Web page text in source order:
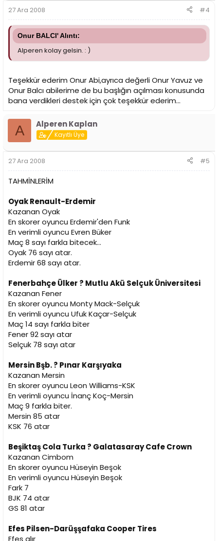
27 Ara 2008 #4
Onur BALCI' Alıntı:
Alperen kolay gelsin. : )
Teşekkür ederim Onur Abi,ayrıca değerli Onur Yavuz ve
Onur Balcı abilerime de bu başlığın açılması konusunda
bana verdikleri destek için çok teşekkür ederim...
A Alperen Kaplan
Kayıtlı Üye
27 Ara 2008 #5
TAHMİNLERİM
Oyak Renault-Erdemir
Kazanan Oyak
En skorer oyuncu Erdemir'den Funk
En verimli oyuncu Evren Büker
Maç 8 sayı farkla bitecek...
Oyak 76 sayı atar.
Erdemir 68 sayı atar.
Fenerbahçe Ülker ? Mutlu Akü Selçuk Üniversitesi
Kazanan Fener
En skorer oyuncu Monty Mack-Selçuk
En verimli oyuncu Ufuk Kaçar-Selçuk
Maç 14 sayı farkla biter
Fener 92 sayı atar
Selçuk 78 sayı atar
Mersin Bşb. ? Pınar Karşıyaka
Kazanan Mersin
En skorer oyuncu Leon Williams-KSK
En verimli oyuncu İnanç Koç-Mersin
Maç 9 farkla biter.
Mersin 85 atar
KSK 76 atar
Beşiktaş Cola Turka ? Galatasaray Cafe Crown
Kazanan Cimbom
En skorer oyuncu Hüseyin Beşok
En verimli oyuncu Hüseyin Beşok
Fark 7
BJK 74 atar
GS 81 atar
Efes Pilsen-Darüşşafaka Cooper Tires
Efes alır